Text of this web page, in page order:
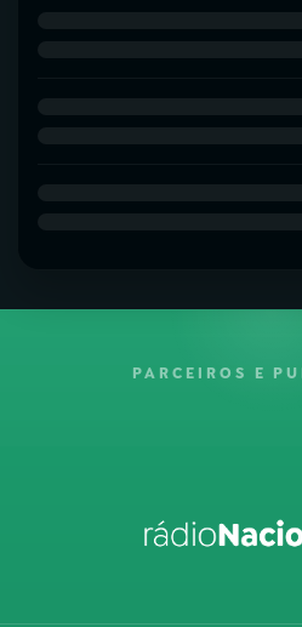
PARCEIROS E